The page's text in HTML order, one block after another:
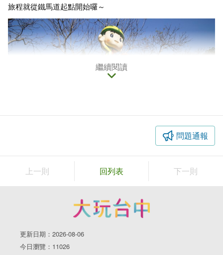
旅程就從鐵馬道起點開始囉～
騎沒多久就會遇到岔路口，一條是東豐自行車綠廊，另一條則
繼續閱讀
問題通報
上一則 回列表 下一則
更新日期：2026-08-06
今日瀏覽：11026